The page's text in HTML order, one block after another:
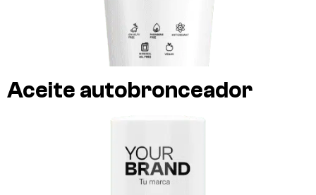
Aceite autobronceador